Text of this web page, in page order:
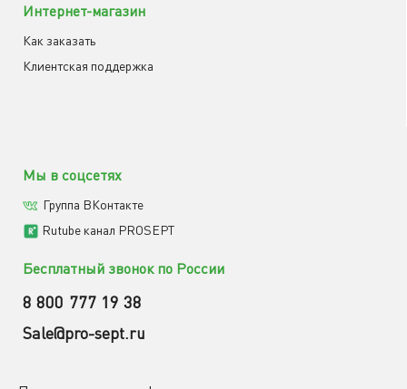
Интернет-магазин
Как заказать
Клиентская поддержка
Мы в соцсетях
Группа ВКонтакте
Rutube канал PROSEPT
Бесплатный звонок по России
8 800 777 19 38
Sale@pro-sept.ru